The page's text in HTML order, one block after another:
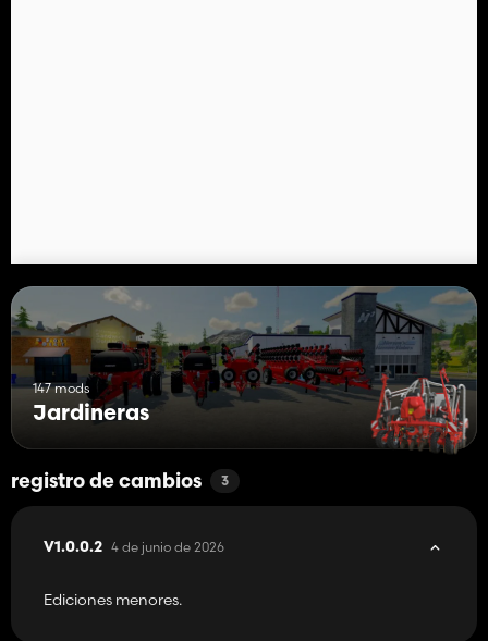
147 mods
Jardineras
registro de cambios 3
V1.0.0.2 4 de junio de 2026
Ediciones menores.